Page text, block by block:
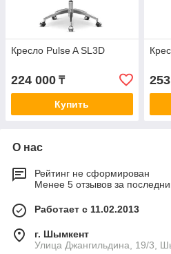
Кресло Pulse A SL3D
224 000 ₸
Купить
О нас
Рейтинг не сформирован
Менее 5 отзывов за
Работает с 11.02.2013
г. Шымкент
Улица Джангильдина, 19/3,